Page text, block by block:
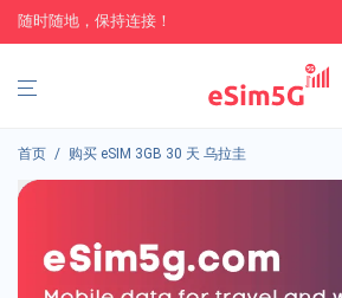
随时随地，保持连接！
首页 / 购买 eSIM 3GB 30 天 乌拉圭